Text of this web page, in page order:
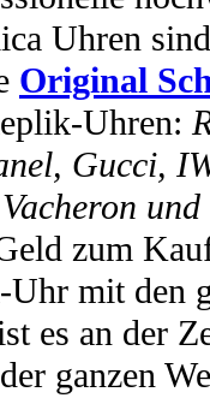
Uhren
Original
Uhren:
Gucci,
zum
mit den
es an der
ganzen